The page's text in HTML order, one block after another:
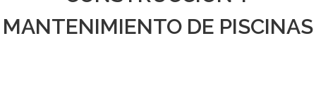
MANTENIMIENTO DE PISCINAS